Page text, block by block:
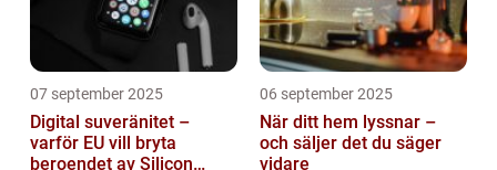
07 september 2025
Digital suveränitet –
varför EU vill bryta
beroendet av Silicon
06 september 2025
När ditt hem lyssnar –
och säljer det du säger
vidare